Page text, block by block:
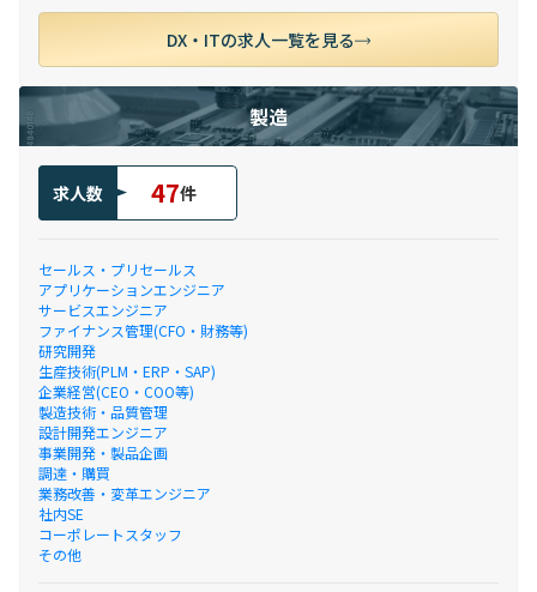
DX・ITの求人一覧を見る
製造
求人数 47件
セールス・プリセールス
アプリケーションエンジニア
サービスエンジニア
ファイナンス管理(CFO・財務等)
研究開発
生産技術(PLM・ERP・SAP)
企業経営(CEO・COO等)
製造技術・品質管理
設計開発エンジニア
事業開発・製品企画
調達・購買
業務改善・変革エンジニア
社内SE
コーポレートスタッフ
その他